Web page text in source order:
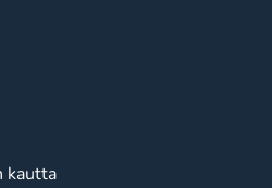
kautta